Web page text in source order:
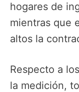
hogares de
mientras que
altos la
Respecto a
la medición,